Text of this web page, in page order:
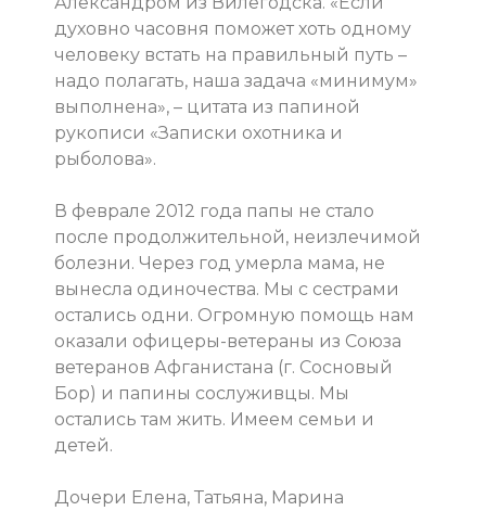
духовно часовня поможет хоть одному
человеку встать на правильный путь –
надо полагать, наша задача «минимум»
выполнена», – цитата из папиной
рукописи «Записки охотника и
рыболова».
В феврале 2012 года папы не стало
после продолжительной, неизлечимой
болезни. Через год умерла мама, не
вынесла одиночества. Мы с сестрами
остались одни. Огромную помощь нам
оказали офицеры-ветераны из Союза
ветеранов Афганистана (г. Сосновый
Бор) и папины сослуживцы. Мы
остались там жить. Имеем семьи и
детей.
Дочери Елена, Татьяна, Марина